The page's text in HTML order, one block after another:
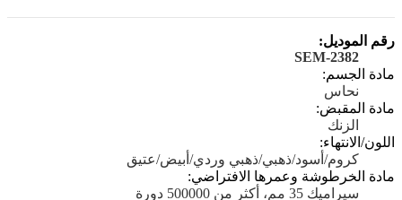
رقم الموديل:
SEM-2382
مادة الجسم:
نحاس
مادة المقبض:
الزنك
اللون/الانتهاء:
كروم/أسود/ذهبي/ذهبي وردي/أبيض/عتيق
مادة الخرطوشة وعمرها الافتراضي:
سيراميك 35 مم، أكثر من 500000 دورة